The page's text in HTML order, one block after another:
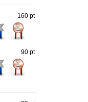
160 pt
1
90 pt
1